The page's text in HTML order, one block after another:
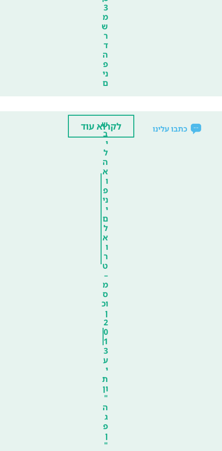
3
מ
ש
ר
ד
ה
פ
ני
ם
כתבו עלינו
ש
ב
י
ל
ה
א
ו
פ
ני
י
ם
ל
א
ו
ר
ט
–
מ
ס
וכ
ן
2
0
1
3
ע
י
ת
ון
"
ה
ג
פ
ן
"
לקרוא עוד